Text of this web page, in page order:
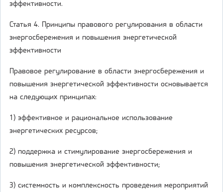
эффективности.
Статья 4. Принципы правового регулирования в области
энергосбережения и повышения энергетической
эффективности
Правовое регулирование в области энергосбережения и
повышения энергетической эффективности основывается
на следующих принципах:
1) эффективное и рациональное использование
энергетических ресурсов;
2) поддержка и стимулирование энергосбережения и
повышения энергетической эффективности;
3) системность и комплексность проведения мероприятий